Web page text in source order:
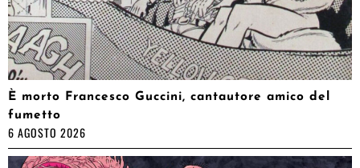
È morto Francesco Guccini, cantautore amico del
fumetto
6 AGOSTO 2026